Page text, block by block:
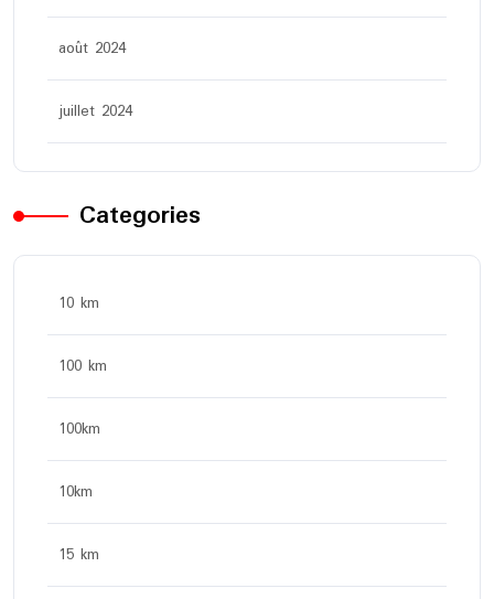
août 2024
juillet 2024
Categories
10 km
100 km
100km
10km
15 km